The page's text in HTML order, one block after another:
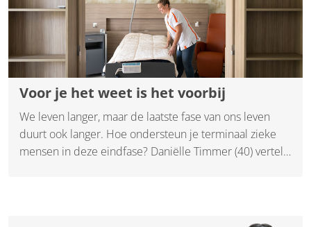
Voor je het weet is het voorbij
We leven langer, maar de laatste fase van ons leven
duurt ook langer. Hoe ondersteun je terminaal zieke
mensen in deze eindfase? Daniëlle Timmer (40) vertelt.